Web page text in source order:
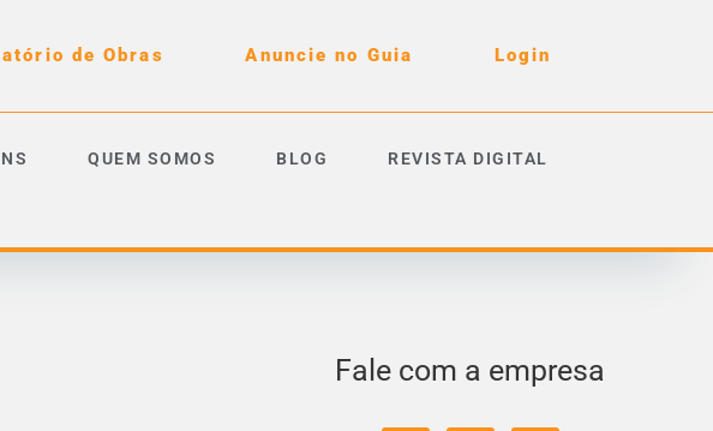
de Obras Anuncie no Guia Login
QUEM SOMOS BLOG REVISTA DIGITAL
Fale com a empresa